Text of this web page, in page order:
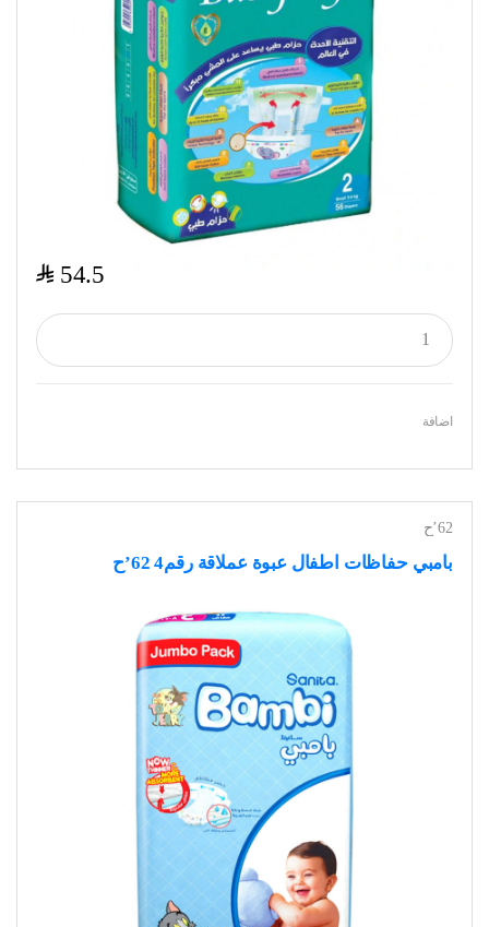
54.5
$
اضافة
62’ح
بامبي حفاظات اطفال عبوة عملاقة رقم4 62’ح